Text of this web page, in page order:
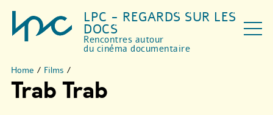
LPC - REGARDS SUR LES
DOCS
Rencontres autour
du cinéma documentaire
Home / Films /
Trab Trab